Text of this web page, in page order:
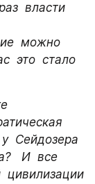
власти
можно
это  стало
у  Сейдозера
И  все
цивилизации